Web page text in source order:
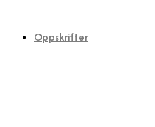
Oppskrifter